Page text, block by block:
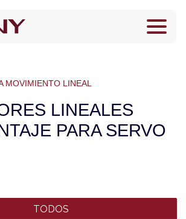
MOVIMIENTO LINEAL
LINEALES
PARA SERVO
TODOS